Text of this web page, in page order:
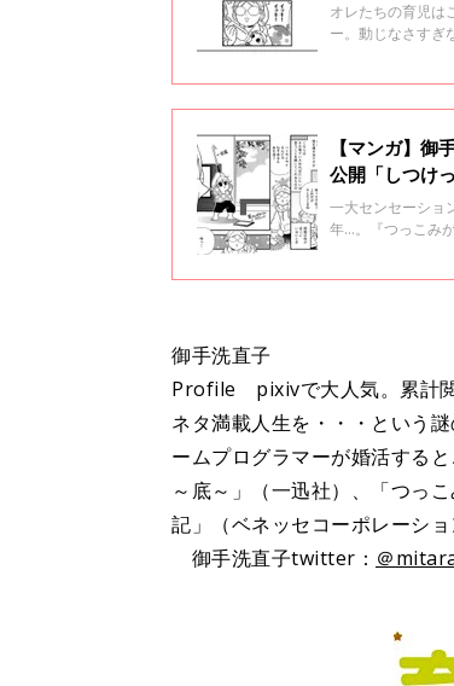
オレたちの育児は
ー。動じなさすぎ
【マンガ】
公開「しつけ
一大センセーショ
年…。『つっこみ
御手洗直子
Profile pixivで大人気。累計閲
ネタ満載人生を・・・という
ームプログラマーが婚活する
～底～」（一迅社）、「つっ
記」（ベネッセコーポレーシ
御手洗直子twitter： ＠